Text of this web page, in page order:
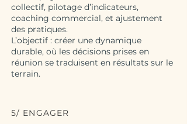
collectif, pilotage d’indicateurs,
coaching commercial, et ajustement
des pratiques.
L’objectif : créer une dynamique
durable, où les décisions prises en
réunion se traduisent en résultats sur le
terrain.
5/ ENGAGER